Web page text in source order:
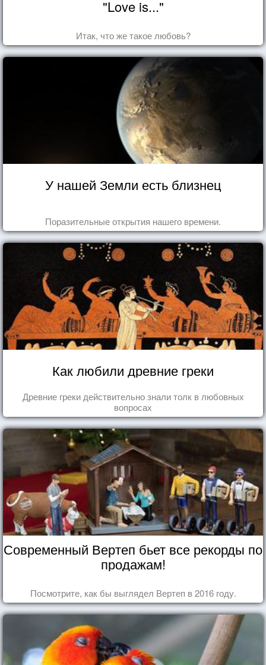
"Love is..."
Итак, что же такое любовь?
У нашей Земли есть близнец
Поразительные открытия нашего времени.
Как любили древние греки
Древние греки действительно знали толк в любовных
вопросах
Современный Вертеп бьет все рекорды по
продажам!
Посмотрите, как бы выглядел Вертеп в 2016 году.